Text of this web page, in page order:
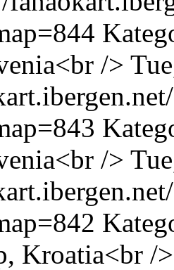
/>
/>
Kroatia<br />